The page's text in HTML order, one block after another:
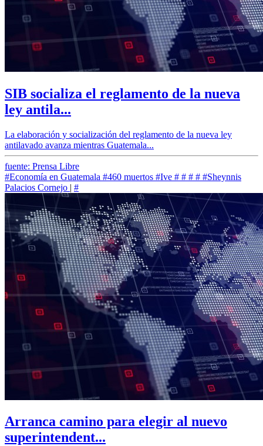
SIB socializa el reglamento de la nueva
ley antila...
La elaboración y socialización del reglamento de la nueva ley
antilavado avanza mientras Guatemala...
fuente: Prensa Libre
#Economía en Guatemala #460 muertos #Ive # # # # #Sheynnis
Palacios Cornejo | #
Arranca camino para elegir al nuevo
superintendent...